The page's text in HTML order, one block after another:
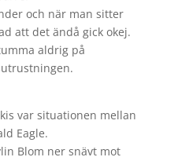
och när man sitter
att det ändå gick okej.
aldrig på
var situationen mellan
Eagle.
Blom ner snävt mot